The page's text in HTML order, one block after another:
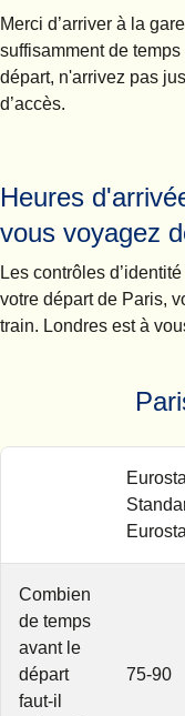
Merci d’arriver à la
suffisamment de
départ, n'arrivez pas
d’accès.
Heures
vous voyagez
Les contrôles
votre départ de Paris,
train. Londres est à
Combien
de temps
avant le
départ
faut-il
75-90